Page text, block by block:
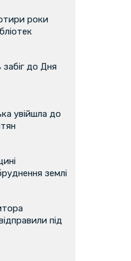
роки
до Дня
увійшла до
землі
під